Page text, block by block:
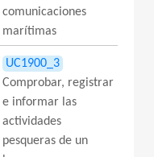
comunicaciones
marítimas
UC1900_3
Comprobar, registrar
e informar las
actividades
pesqueras de un